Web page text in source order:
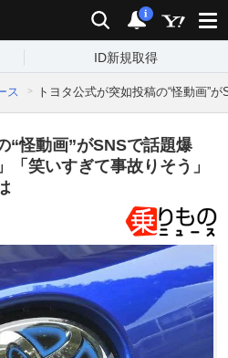
検索 通知
i
ID新規取得
ス トヨタ公式が突如投稿の“怪動画”
“怪動画”がSNSで話題爆
笑いすぎて事故りそう」